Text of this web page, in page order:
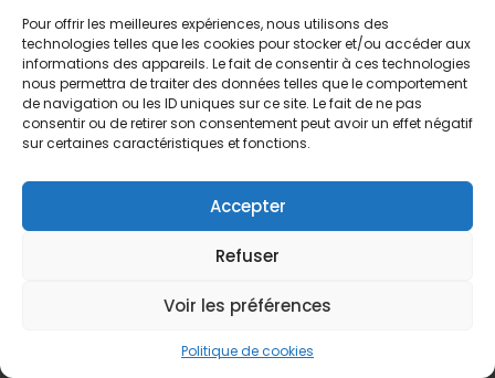
Pour offrir les meilleures expériences, nous utilisons des
technologies telles que les cookies pour stocker et/ou accéder aux
informations des appareils. Le fait de consentir à ces technologies
nous permettra de traiter des données telles que le comportement
de navigation ou les ID uniques sur ce site. Le fait de ne pas
consentir ou de retirer son consentement peut avoir un effet négatif
sur certaines caractéristiques et fonctions.
Accepter
Refuser
Voir les préférences
Politique de cookies
Contact
(+32)492759069
Nous Achetons des appartements
Nous Achetons des terrains
Nous Achetons des immeubles de rapport
Le processus d’achat express
Qui est Vendre Sans Agence
Recevoir une offre d’achat